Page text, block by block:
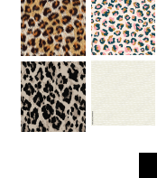
MATÉRIEL
Voir
Les